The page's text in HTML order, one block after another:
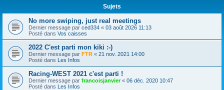
Sujets
No more swiping, just real meetings
Dernier message par ced334 « 03 août 2026 11:13
Posté dans Vos caisses
2022 C'est parti mon kiki :-)
Dernier message par FTR « 21 nov. 2021 14:00
Posté dans Les Infos
Racing-WEST 2021 c'est parti !
Dernier message par francoisjanvier« 06 déc. 2020 10:47
Posté dans Les Infos